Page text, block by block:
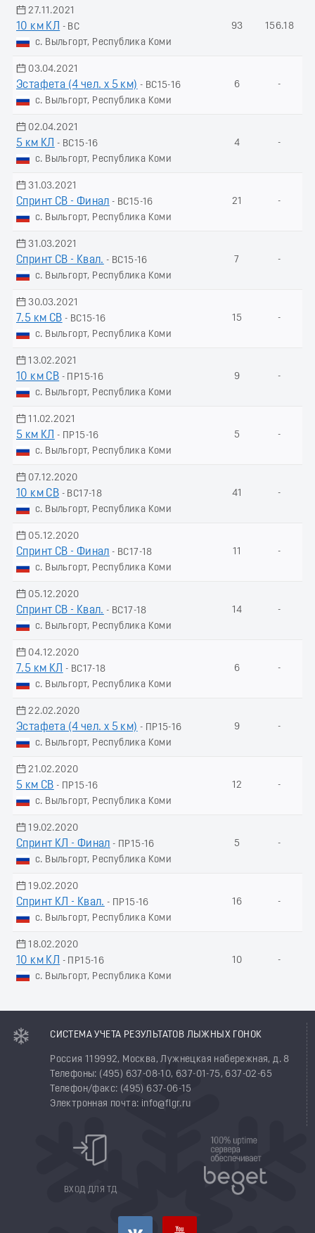
27.11.2021
10 км КЛ
- ВС
с. Выльгорт, Республика Коми
93 156.18
03.04.2021
Эстафета (4 чел. х 5 км) - ВС15-16
с. Выльгорт, Республика Коми
6 -
02.04.2021
5 км КЛ
- ВС15-16
с. Выльгорт, Республика Коми
4 -
31.03.2021
Спринт СВ - Финал - ВС15-16
с. Выльгорт, Республика Коми
21 -
31.03.2021
Спринт СВ - Квал. - ВС15-16
с. Выльгорт, Республика Коми
7 -
30.03.2021
7.5 км СВ - ВС15-16
с. Выльгорт, Республика Коми
15 -
13.02.2021
10 км СВ - ПР15-16
с. Выльгорт, Республика Коми
9 -
11.02.2021
5 км КЛ
- ПР15-16
с. Выльгорт, Республика Коми
5 -
07.12.2020
10 км СВ - ВС17-18
с. Выльгорт, Республика Коми
41 -
05.12.2020
Спринт СВ - Финал - ВС17-18
с. Выльгорт, Республика Коми
11 -
05.12.2020
Спринт СВ - Квал. - ВС17-18
с. Выльгорт, Республика Коми
14 -
04.12.2020
7.5 км КЛ
- ВС17-18
с. Выльгорт, Республика Коми
6 -
22.02.2020
Эстафета (4 чел. х 5 км) - ПР15-16
с. Выльгорт, Республика Коми
9 -
21.02.2020
5 км СВ - ПР15-16
с. Выльгорт, Республика Коми
12 -
19.02.2020
Спринт КЛ - Финал - ПР15-16
с. Выльгорт, Республика Коми
5 -
19.02.2020
Спринт КЛ - Квал. - ПР15-16
с. Выльгорт, Республика Коми
16 -
18.02.2020
10 км КЛ
- ПР15-16
с. Выльгорт, Республика Коми
10 -
СИСТЕМА УЧЕТА РЕЗУЛЬТАТОВ ЛЫЖНЫХ ГОНОК
Россия 119992, Москва, Лужнецкая набережная, д. 8
Телефоны: (495) 637-08-10, 637-01-75, 637-02-65
Телефон/факс: (495) 637-06-15
Электронная почта: info@flgr.ru
ВХОД ДЛЯ ТД